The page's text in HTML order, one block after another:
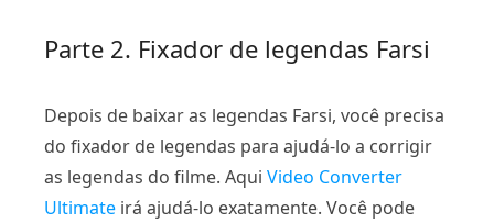
Parte 2. Fixador de legendas Farsi
Depois de baixar as legendas Farsi, você precisa
do fixador de legendas para ajudá-lo a corrigir
as legendas do filme. Aqui Video Converter
Ultimate irá ajudá-lo exatamente. Você pode